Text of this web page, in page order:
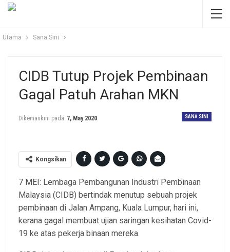
Utama Sana Sini
CIDB Tutup Projek Pembinaan
Gagal Patuh Arahan MKN
SANA SINI
Dikemaskini pada 7, May 2020
Kongsikan
7 MEI: Lembaga Pembangunan Industri Pembinaan
Malaysia (CIDB) bertindak menutup sebuah projek
pembinaan di Jalan Ampang, Kuala Lumpur, hari ini,
kerana gagal membuat ujian saringan kesihatan Covid-
19 ke atas pekerja binaan mereka.